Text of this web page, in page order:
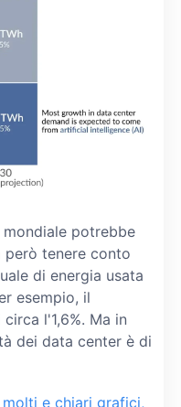
mondiale potrebbe
però tenere conto
di energia usata
esempio, il
l'1,6%. Ma in
dei data center è di
e chiari grafici,